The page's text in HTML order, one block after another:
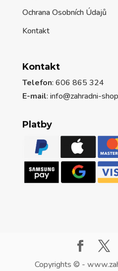
Ochrana Osobních Údajů
Kontakt
Kontakt
Telefon: 606 865 324
E-mail: info@zahradni-
Platby
Copyrights © -